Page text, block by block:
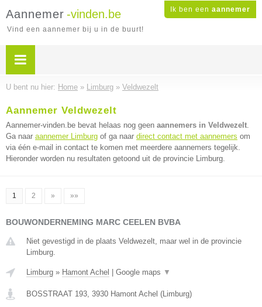
Ik ben een aannemer
Aannemer -vinden.be
Vind een aannemer bij u in de buurt!
U bent nu hier: Home » Limburg » Veldwezelt
Aannemer Veldwezelt
Aannemer-vinden.be bevat helaas nog geen aannemers in Veldwezelt.
Ga naar aannemer Limburg of ga naar direct contact met aannemers om
via één e-mail in contact te komen met meerdere aannemers tegelijk.
Hieronder worden nu resultaten getoond uit de provincie Limburg.
1 2 » »»
BOUWONDERNEMING MARC CEELEN BVBA
Niet gevestigd in de plaats Veldwezelt, maar wel in de provincie
Limburg.
Limburg » Hamont Achel Google maps ▼
BOSSTRAAT 193, 3930 Hamont Achel (Limburg)